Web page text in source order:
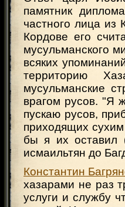
памятник
частного лица
Кордове его
мусульманского
всяких
территорию
мусульманские
врагом русов. "Я
пускаю русов,
приходящих
бы я их оставил
исмаильтян до
Константин
хазарами не раз
услуги и службу